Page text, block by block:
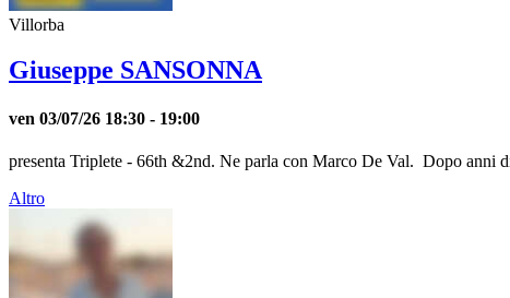
Villorba
Giuseppe SANSONNA
ven 03/07/26 18:30 - 19:00
presenta Triplete - 66th &2nd. Ne parla con Marco De Val. Dopo anni
Altro